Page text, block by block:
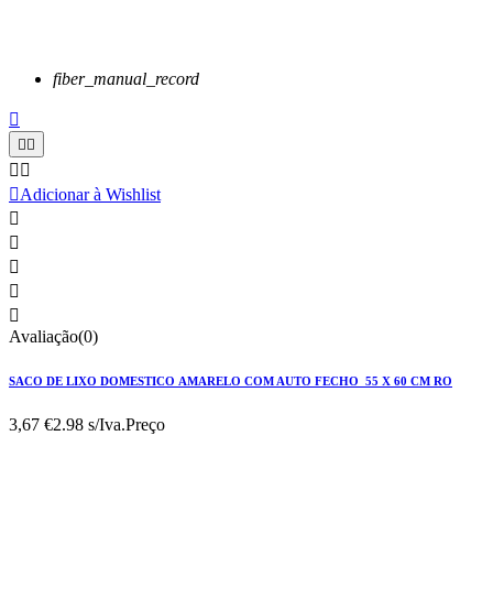
fiber_manual_record

 
 
Adicionar à Wishlist





Avaliação(0)
SACO DE LIXO DOMESTICO AMARELO COM AUTO FECHO 55 X 60 CM RO
3,67 €2.98 s/Iva.Preço